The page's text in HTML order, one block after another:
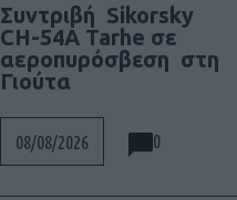
Συντριβή Sikorsky
CH-54A Tarhe σε
αεροπυρόσβεση στη
Γιούτα
08/08/2026 0